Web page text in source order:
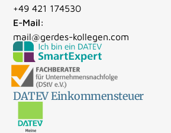
+49 421 174530
E-Mail:
mail@gerdes-kollegen.com
DATEV Einkommensteuer